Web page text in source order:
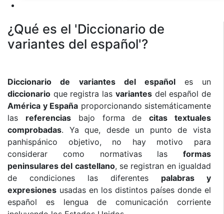
¿Qué es el 'Diccionario de
variantes del español'?
Diccionario de variantes del español es un
diccionario que registra las variantesdel español de
América y España proporcionando sistemáticamente
las referenciasbajo forma decitas textuales
comprobadas. Ya que, desde un punto de vista
panhispánico objetivo, no hay motivo para
considerar como normativas las formas
peninsulares del castellano, se registran en igualdad
de condiciones las diferentes palabras y
expresiones usadas en los distintos países donde el
español es lengua de comunicación corriente